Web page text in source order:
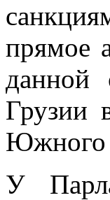
прямое
данной
Грузии
Южного
У